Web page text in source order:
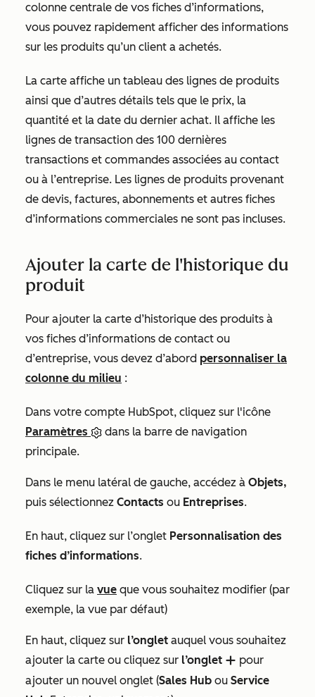
colonne centrale de vos fiches d’informations,
vous pouvez rapidement afficher des informations
sur les produits qu’un client a achetés.
La carte affiche un tableau des lignes de produits
ainsi que d’autres détails tels que le prix, la
quantité et la date du dernier achat. Il affiche les
lignes de transaction des 100 dernières
transactions et commandes associées au contact
ou à l’entreprise. Les lignes de produits provenant
de devis, factures, abonnements et autres fiches
d’informations commerciales ne sont pas incluses.
Ajouter la carte de l'historique du
produit
Pour ajouter la carte d’historique des produits à
vos fiches d’informations de contact ou
d’entreprise, vous devez d’abord personnaliser la
colonne du milieu :
Dans votre compte HubSpot, cliquez sur l'icône
Paramètres
dans la barre de navigation
principale.
Dans le menu latéral de gauche, accédez à Objets,
puis sélectionnez Contacts ou Entreprises.
En haut, cliquez sur l’onglet Personnalisation des
fiches d’informations.
Cliquez sur la vue que vous souhaitez modifier (par
exemple, la vue par défaut)
En haut, cliquez sur l’onglet auquel vous souhaitez
ajouter la carte ou cliquez sur l’onglet add pour
ajouter un nouvel onglet (Sales Hub ou Service